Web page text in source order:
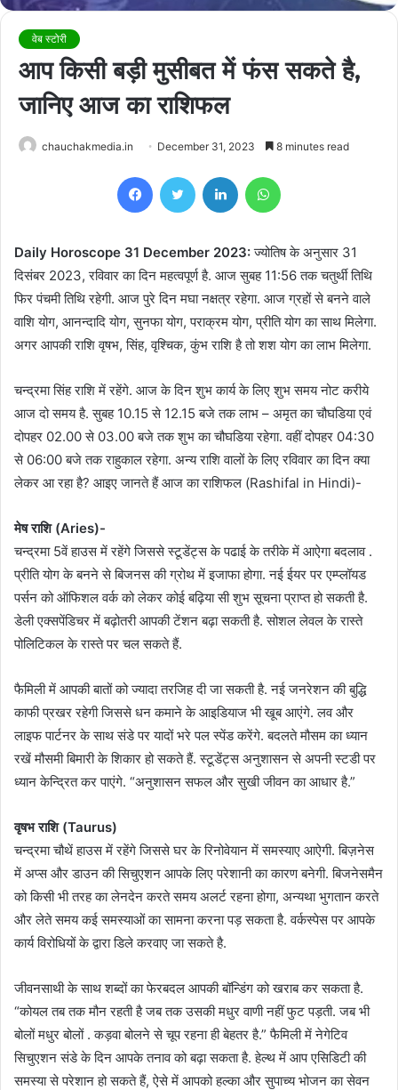
वेब स्टोरी
आप किसी बड़ी मुसीबत में फंस सकते है,
जानिए आज का राशिफल
chauchakmedia.in December 31, 2023 8 minutes read
FacebookTwitter LinkedIn
Daily Horoscope 31 December 2023:ज्योतिष के अनुसार 31
दिसंबर 2023, रविवार का दिन महत्वपूर्ण है. आज सुबह 11:56 तक चतुर्थी तिथि
फिर पंचमी तिथि रहेगी. आज पुरे दिन मघा नक्षत्र रहेगा. आज ग्रहों से बनने वाले
वाशि योग, आनन्दादि योग, सुनफा योग, पराक्रम योग, प्रीति योग का साथ मिलेगा.
अगर आपकी राशि वृषभ, सिंह, वृश्चिक, कुंभ राशि है तो शश योग का लाभ मिलेगा.
चन्द्रमा सिंह राशि में रहेंगे. आज के दिन शुभ कार्य के लिए शुभ समय नोट करीये
आज दो समय है. सुबह 10.15 से 12.15 बजे तक लाभ – अमृत का चौघडिया एवं
दोपहर 02.00 से 03.00 बजे तक शुभ का चौघडिया रहेगा. वहीं दोपहर 04:30
से 06:00 बजे तक राहुकाल रहेगा. अन्य राशि वालों के लिए रविवार का दिन क्या
लेकर आ रहा है? आइए जानते हैं आज का राशिफल (Rashifal in Hindi)-
मेष राशि (Aries)-
चन्द्रमा 5वें हाउस में रहेंगे जिससे स्टूडेंट्स के पढाई के तरीके में आऐगा बदलाव .
प्रीति योग के बनने से बिजनस की ग्रोथ में इजाफा होगा. नई ईयर पर एम्प्लॉयड
पर्सन को ऑफिशल वर्क को लेकर कोई बढ़िया सी शुभ सूचना प्राप्त हो सकती है.
डेली एक्सपेंडिचर में बढ़ोतरी आपकी टेंशन बढ़ा सकती है. सोशल लेवल के रास्ते
पोलिटिकल के रास्ते पर चल सकते हैं.
फैमिली में आपकी बातों को ज्यादा तरजिह दी जा सकती है. नई जनरेशन की बुद्धि
काफी प्रखर रहेगी जिससे धन कमाने के आइडियाज भी खूब आएंगे. लव और
लाइफ पार्टनर के साथ संडे पर यादों भरे पल स्पेंड करेंगे. बदलते मौसम का ध्यान
रखें मौसमी बिमारी के शिकार हो सकते हैं. स्टूडेंट्स अनुशासन से अपनी स्टडी पर
ध्यान केन्द्रित कर पाएंगे. “अनुशासन सफल और सुखी जीवन का आधार है.”
वृषभ राशि (Taurus)
चन्द्रमा चौथें हाउस में रहेंगे जिससे घर के रिनोवेयान में समस्याए आऐगी. बिज़नेस
में अप्स और डाउन की सिचुएशन आपके लिए परेशानी का कारण बनेगी. बिजनेसमैन
को किसी भी तरह का लेनदेन करते समय अलर्ट रहना होगा, अन्यथा भुगतान करते
और लेते समय कई समस्याओं का सामना करना पड़ सकता है. वर्कस्पेस पर आपके
कार्य विरोधियों के द्वारा डिले करवाए जा सकते है.
जीवनसाथी के साथ शब्दों का फेरबदल आपकी बॉन्डिंग को खराब कर सकता है.
“कोयल तब तक मौन रहती है जब तक उसकी मधुर वाणी नहीं फुट पड़ती. जब भी
बोलों मधुर बोलों . कड़वा बोलने से चूप रहना ही बेहतर है.” फैमिली में नेगेटिव
सिचुएशन संडे के दिन आपके तनाव को बढ़ा सकता है. हेल्थ में आप एसिडिटी की
समस्या से परेशान हो सकते हैं, ऐसे में आपको हल्का और सुपाच्य भोजन का सेवन